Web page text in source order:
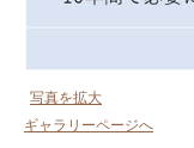
写真を拡大
ギャラリーページへ